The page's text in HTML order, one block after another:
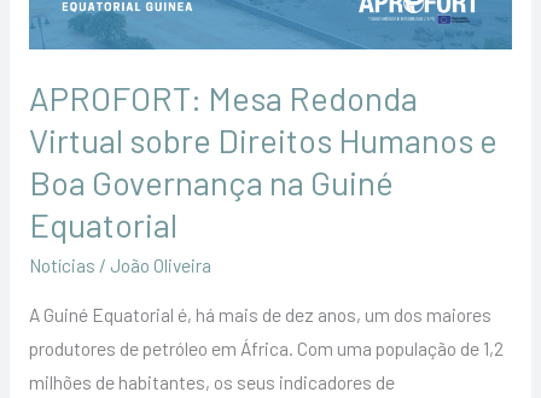
APROFORT: Mesa Redonda
Virtual sobre Direitos Humanos e
Boa Governança na Guiné
Equatorial
Notícias / João Oliveira
A Guiné Equatorial é, há mais de dez anos, um dos maiores
produtores de petróleo em África. Com uma população de 1,2
milhões de habitantes, os seus indicadores de
Boa
Governança
Guiné
Equatorial